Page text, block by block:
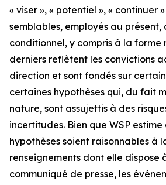
« viser », « potentiel », « continuer
semblables, employés au
conditionnel, y compris à la forme
derniers reflètent les convictions
direction et sont fondés sur
certaines hypothèses qui, du fait
nature, sont assujettis à des
incertitudes. Bien que WSP
hypothèses soient raisonnables à
renseignements dont elle dispose
communiqué de presse, les